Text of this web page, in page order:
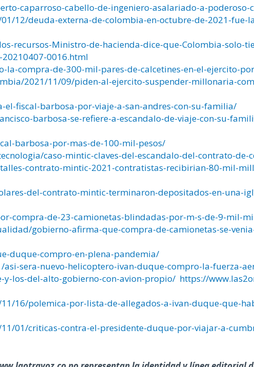
caparroso-cabello-de-ingeniero-asalariado-a-poderoso-
12/deuda-externa-de-colombia-en-octubre-de-2021-fue-
recursos-Ministro-de-hacienda-dice-que-Colombia-solo-
0016.html
la-compra-de-300-mil-pares-de-calcetines-en-el-ejercito-
2021/11/09/piden-al-ejercito-suspender-millonaria-
fiscal-barbosa-por-viaje-a-san-andres-con-su-familia/
barbosa-se-refiere-a-escandalo-de-viaje-con-su-
barbosa-por-mas-de-100-mil-pesos/
caso-mintic-claves-del-escandalo-del-contrato-de-
contrato-mintic-2021-contratistas-recibirian-80-mil-
del-contrato-mintic-terminaron-depositados-en-una-
compra-de-23-camionetas-blindadas-por-m-s-de-9-mil-
gobierno-afirma-que-compra-de-camionetas-se-
duque-compro-en-plena-pandemia/
sera-nuevo-helicoptero-ivan-duque-compro-la-fuerza-
los-del-alto-gobierno-con-avion-propio/ https://
16/polemica-por-lista-de-allegados-a-ivan-duque-que-
01/criticas-contra-el-presidente-duque-por-viajar-a-